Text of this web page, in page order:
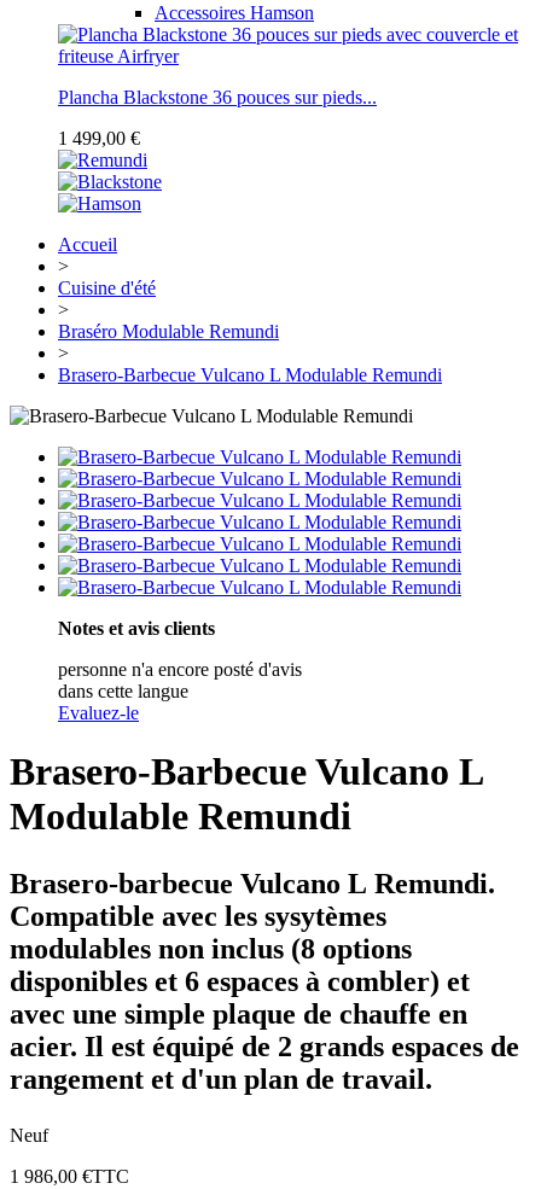
Accessoires Hamson
Plancha Blackstone 36 pouces sur pieds...
1 499,00 €
Accueil
>
Cuisine d'été
>
Braséro Modulable Remundi
>
Brasero-Barbecue Vulcano L Modulable Remundi
Notes et avis clients
personne n'a encore posté d'avis
dans cette langue
Evaluez-le
Brasero-Barbecue Vulcano L
Modulable Remundi
Brasero-barbecue Vulcano L Remundi.
Compatible avec les sysytèmes
modulables non inclus (8 options
disponibles et 6 espaces à combler) et
avec une simple plaque de chauffe en
acier. Il est équipé de 2 grands espaces de
rangement et d'un plan de travail.
Neuf
1 986,00 €TTC